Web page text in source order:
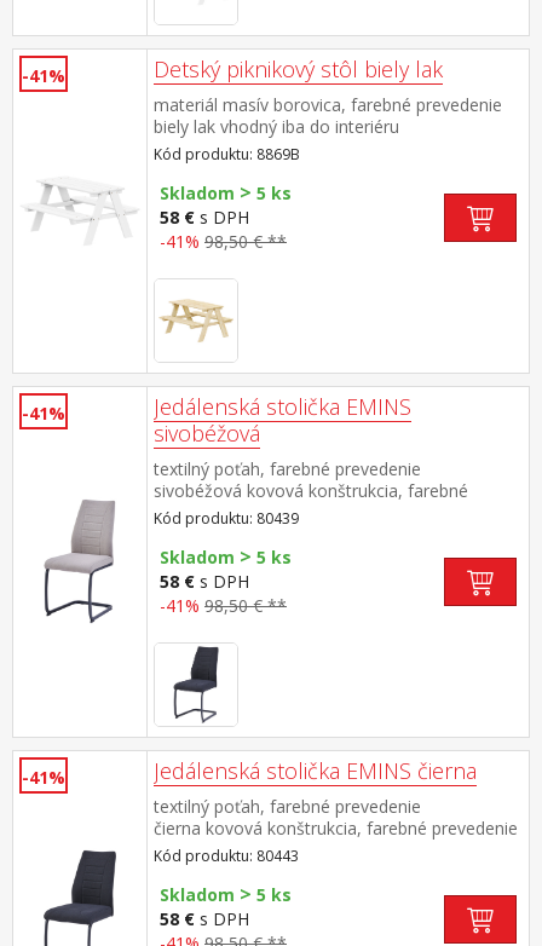
-41% Detský piknikový stôl biely lak
materiál masív borovica, farebné prevedenie
biely lak vhodný iba do interiéru
Kód produktu: 8869B
Skladom > 5 ks
58 € s DPH
-41% 98,50 € **
-41%
Jedálenská stolička EMINS
sivobéžová
textilný poťah, farebné prevedenie
sivobéžová kovová konštrukcia, farebné
prevedenie čierna výška sedu 48
cm odporúčaná nosnosť do 120 kg
Kód produktu: 80439
Skladom > 5 ks
58 € s DPH
-41% 98,50 € **
-41% Jedálenská stolička EMINS čierna
textilný poťah, farebné prevedenie
čierna kovová konštrukcia, farebné prevedenie
čierna výška sedu 48 cm odporúčaná nosnosť
do 120 kg
Kód produktu: 80443
Skladom > 5 ks
58 € s DPH